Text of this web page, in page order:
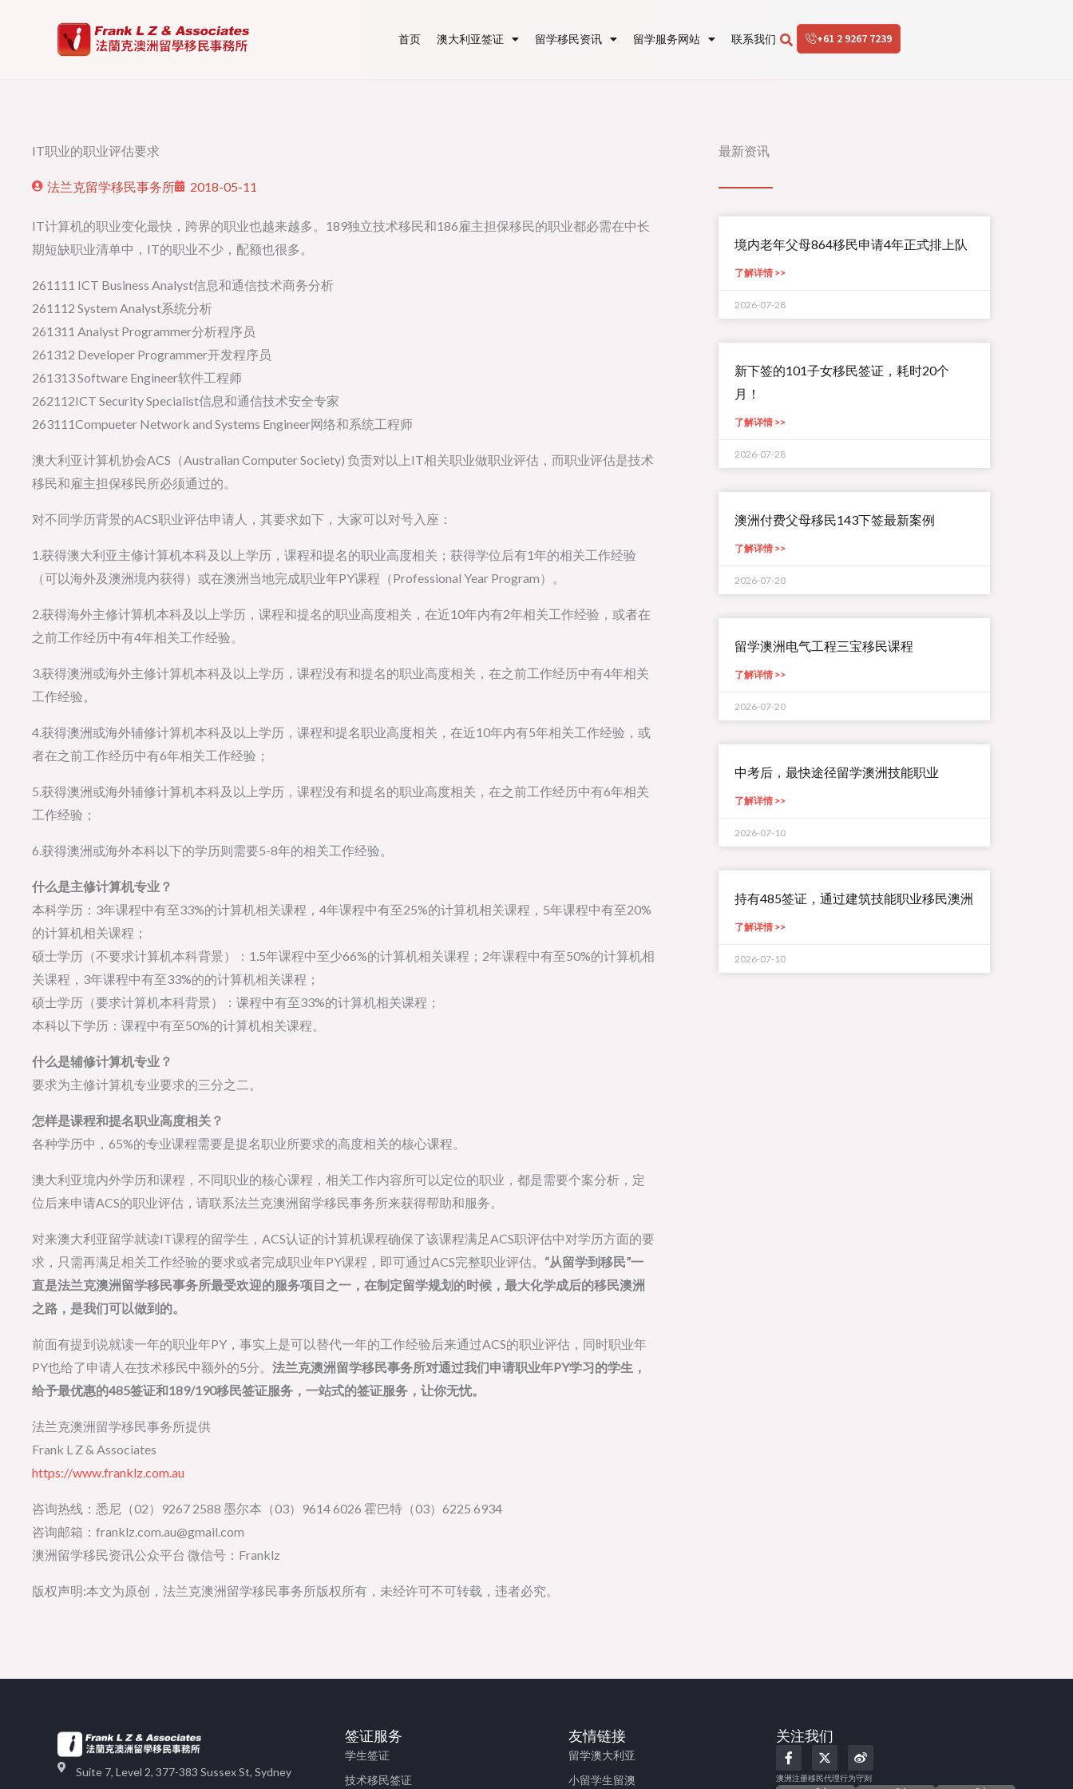
首页 澳大利亚签证 留学移民资讯 留学服务网站 联系我们 +61 2 9267 7239
IT职业的职业评估要求
法兰克留学移民事务所 2018-05-11
IT计算机的职业变化最快，跨界的职业也越来越多。189独立技术移民和186雇主担保移民的职业都必需在中长
期短缺职业清单中，IT的职业不少，配额也很多。
261111 ICT Business Analyst信息和通信技术商务分析
261112 System Analyst系统分析
261311 Analyst Programmer分析程序员
261312 Developer Programmer开发程序员
261313 Software Engineer软件工程师
262112ICT Security Specialist信息和通信技术安全专家
263111Compueter Network and Systems Engineer网络和系统工程师
澳大利亚计算机协会ACS（Australian Computer Society) 负责对以上IT相关职业做职业评估，而职业评估是技术
移民和雇主担保移民所必须通过的。
对不同学历背景的ACS职业评估申请人，其要求如下，大家可以对号入座：
1.获得澳大利亚主修计算机本科及以上学历，课程和提名的职业高度相关；获得学位后有1年的相关工作经验
（可以海外及澳洲境内获得）或在澳洲当地完成职业年PY课程（Professional Year Program）。
2.获得海外主修计算机本科及以上学历，课程和提名的职业高度相关，在近10年内有2年相关工作经验，或者在
之前工作经历中有4年相关工作经验。
3.获得澳洲或海外主修计算机本科及以上学历，课程没有和提名的职业高度相关，在之前工作经历中有4年相关
工作经验。
4.获得澳洲或海外辅修计算机本科及以上学历，课程和提名职业高度相关，在近10年内有5年相关工作经验，或
者在之前工作经历中有6年相关工作经验；
5.获得澳洲或海外辅修计算机本科及以上学历，课程没有和提名的职业高度相关，在之前工作经历中有6年相关
工作经验；
6.获得澳洲或海外本科以下的学历则需要5-8年的相关工作经验。
什么是主修计算机专业？
本科学历：3年课程中有至33%的计算机相关课程，4年课程中有至25%的计算机相关课程，5年课程中有至20%
的计算机相关课程；
硕士学历（不要求计算机本科背景）：1.5年课程中至少66%的计算机相关课程；2年课程中有至50%的计算机相
关课程，3年课程中有至33%的的计算机相关课程；
硕士学历（要求计算机本科背景）：课程中有至33%的计算机相关课程；
本科以下学历：课程中有至50%的计算机相关课程。
什么是辅修计算机专业？
要求为主修计算机专业要求的三分之二。
怎样是课程和提名职业高度相关？
各种学历中，65%的专业课程需要是提名职业所要求的高度相关的核心课程。
澳大利亚境内外学历和课程，不同职业的核心课程，相关工作内容所可以定位的职业，都是需要个案分析，定
位后来申请ACS的职业评估，请联系法兰克澳洲留学移民事务所来获得帮助和服务。
对来澳大利亚留学就读IT课程的留学生，ACS认证的计算机课程确保了该课程满足ACS职评估中对学历方面的要
求，只需再满足相关工作经验的要求或者完成职业年PY课程，即可通过ACS完整职业评估。 “从留学到移民”一
直是法兰克澳洲留学移民事务所最受欢迎的服务项目之一，在制定留学规划的时候，最大化学成后的移民澳洲
之路，是我们可以做到的。
前面有提到说就读一年的职业年PY，事实上是可以替代一年的工作经验后来通过ACS的职业评估，同时职业年
PY也给了申请人在技术移民中额外的5分。 法兰克澳洲留学移民事务所对通过我们申请职业年PY学习的学生，
给予最优惠的485签证和189/190移民签证服务，一站式的签证服务，让你无忧。
法兰克澳洲留学移民事务所提供
Frank L Z & Associates
https://www.franklz.com.au
咨询热线：悉尼（02）9267 2588 墨尔本（03）9614 6026 霍巴特（03）6225 6934
咨询邮箱：franklz.com.au@gmail.com
澳洲留学移民资讯公众平台 微信号：Franklz
版权声明:本文为原创，法兰克澳洲留学移民事务所版权所有，未经许可不可转载，违者必究。
最新资讯
境内老年父母864移民申请4年正式排上队
了解详情 >>
2026-07-28
新下签的101子女移民签证，耗时20个
月！
了解详情 >>
2026-07-28
澳洲付费父母移民143下签最新案例
了解详情 >>
2026-07-20
留学澳洲电气工程三宝移民课程
了解详情 >>
2026-07-20
中考后，最快途径留学澳洲技能职业
了解详情 >>
2026-07-10
持有485签证，通过建筑技能职业移民澳洲
了解详情 >>
2026-07-10
Suite 7, Level 2, 377-383 Sussex St, Sydney
签证服务
学生签证
技术移民签证
友情链接
留学澳大利亚
小留学生留澳
关注我们
F
a
c
X
-
t
W
e
i
澳洲注册移民代理行为守则